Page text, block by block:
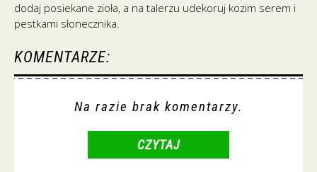
dodaj posiekane zioła, a na talerzu udekoruj kozim serem i
pestkami słonecznika.
KOMENTARZE:
Na razie brak komentarzy.
CZYTAJ